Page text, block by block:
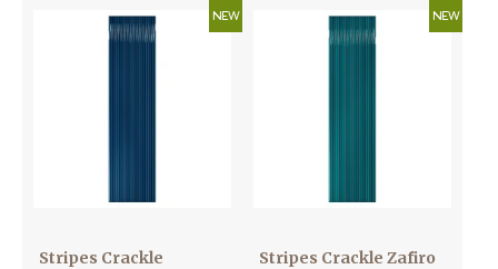
NEW
Stripes Crackle
NEW
Stripes Crackle Zafiro